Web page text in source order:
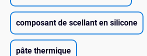
composant de scellant en silicone
pâte thermique